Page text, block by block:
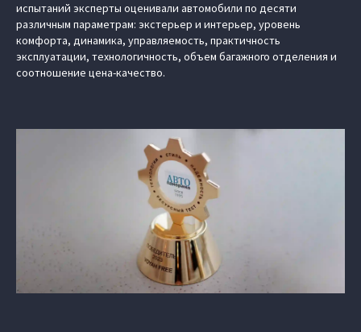
испытаний эксперты оценивали автомобили по десяти
различным параметрам: экстерьер и интерьер, уровень
комфорта, динамика, управляемость, практичность
эксплуатации, технологичность, объем багажного отделения и
соотношение цена-качество.